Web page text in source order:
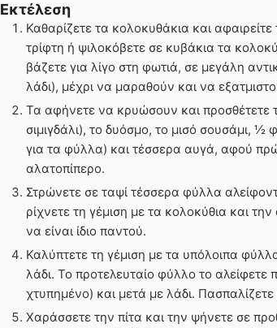
Εκτέλεση
Καθαρίζετε τα κολοκυθάκια και αφαιρείτε
τρίφτη ή ψιλοκόβετε σε κυβάκια τα
βάζετε για λίγο στη φωτιά, σε μεγάλη
λάδι), μέχρι να μαραθούν και να
Τα αφήνετε να κρυώσουν και προσθέτετε
σιμιγδάλι), το δυόσμο, το μισό σουσάμι, ½
για τα φύλλα) και τέσσερα αυγά, αφού
αλατοπίπερο.
Στρώνετε σε ταψί τέσσερα φύλλα
ρίχνετε τη γέμιση με τα κολοκύθια και
να είναι ίδιο παντού.
Καλύπτετε τη γέμιση με τα υπόλοιπα
λάδι. Το προτελευταίο φύλλο το
χτυπημένο) και μετά με λάδι.
Χαράσσετε την πίτα και την ψήνετε σε